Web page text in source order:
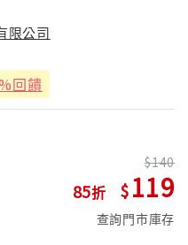
限公司
回饋
85
140
119
查詢門市庫存